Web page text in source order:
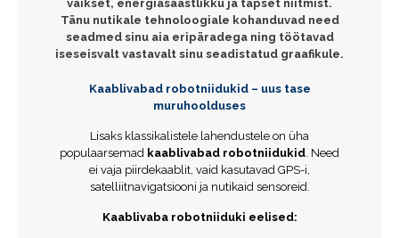
vaikset, energiasäästlikku ja täpset niitmist.
Tänu nutikale tehnoloogiale kohanduvad need
seadmed sinu aia eripäradega ning töötavad
iseseisvalt vastavalt sinu seadistatud graafikule.
Kaablivabad robotniidukid – uus tase
muruhoolduses
Lisaks klassikalistele lahendustele on üha
populaarsemad kaablivabad robotniidukid . Need
ei vaja piirdekaablit, vaid kasutavad GPS-i,
satelliitnavigatsiooni ja nutikaid sensoreid.
Kaablivaba robotniiduki eelised: